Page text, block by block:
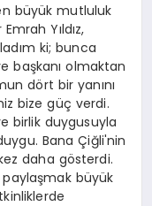
büyük mutluluk
Yıldız,
ki; bunca
başkanı olmaktan
dört bir yanını
bize güç verdi.
birlik duygusuyla
Bana Çiğli'nin
daha gösterdi.
paylaşmak büyük